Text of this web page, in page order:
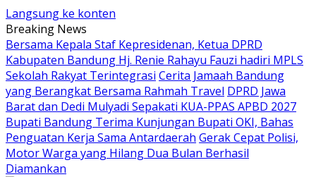
Langsung ke konten
Breaking News
Bersama Kepala Staf Kepresidenan, Ketua DPRD
Kabupaten Bandung Hj. Renie Rahayu Fauzi hadiri MPLS
Sekolah Rakyat Terintegrasi Cerita Jamaah Bandung
yang Berangkat Bersama Rahmah Travel DPRD Jawa
Barat dan Dedi Mulyadi Sepakati KUA-PPAS APBD 2027
Bupati Bandung Terima Kunjungan Bupati OKI, Bahas
Penguatan Kerja Sama Antardaerah Gerak Cepat Polisi,
Motor Warga yang Hilang Dua Bulan Berhasil
Diamankan